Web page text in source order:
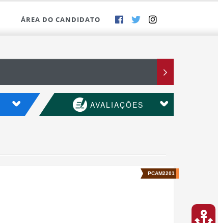
ÁREA DO CANDIDATO
AVALIAÇÕES
PCAM2201